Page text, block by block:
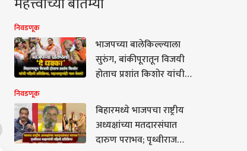
निवडणूक
भाजपच्या बालेकिल्ल्याला
सुरुंग, बांकीपूरातून विजयी
होताच प्रशांत किशोर यांची
महाराष्ट्राचंही नाव घेतलं!
निवडणूक
बिहारमध्ये भाजपचा राष्ट्रीय
अध्यक्षांच्या मतदारसंघात
दारुण पराभव; पृथ्वीराज